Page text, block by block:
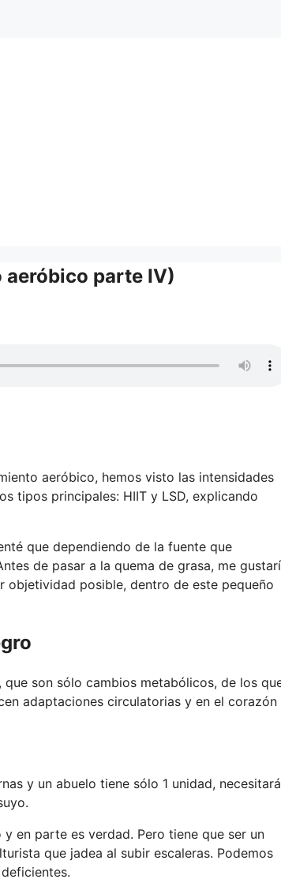
aeróbico parte IV)
aeróbico, hemos visto las intensidades
tipos principales: HIIT y LSD, explicando
que dependiendo de la fuente que
de pasar a la quema de grasa, me
objetividad posible, dentro de este pequeño
son sólo cambios metabólicos, de los
adaptaciones circulatorias y en el corazón
y un abuelo tiene sólo 1 unidad,
en parte es verdad. Pero tiene que ser un
que jadea al subir escaleras. Podemos